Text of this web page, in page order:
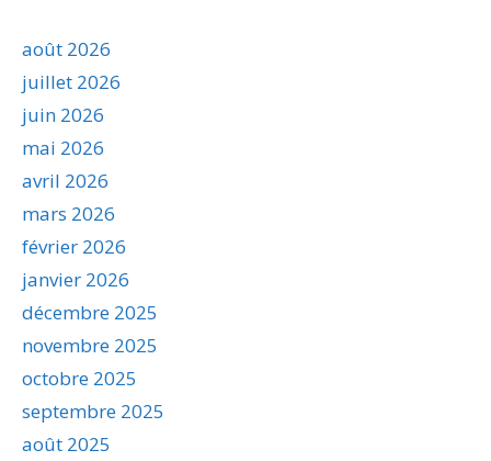
août 2026
juillet 2026
juin 2026
mai 2026
avril 2026
mars 2026
février 2026
janvier 2026
décembre 2025
novembre 2025
octobre 2025
septembre 2025
août 2025